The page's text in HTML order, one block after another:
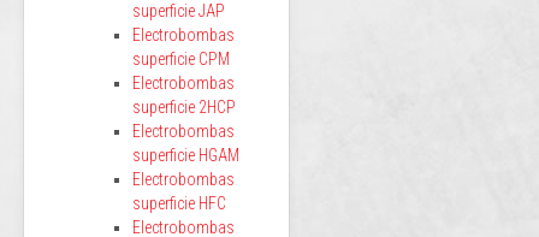
superficie JAP
Electrobombas
superficie CPM
Electrobombas
superficie 2HCP
Electrobombas
superficie HGAM
Electrobombas
superficie HFC
Electrobombas